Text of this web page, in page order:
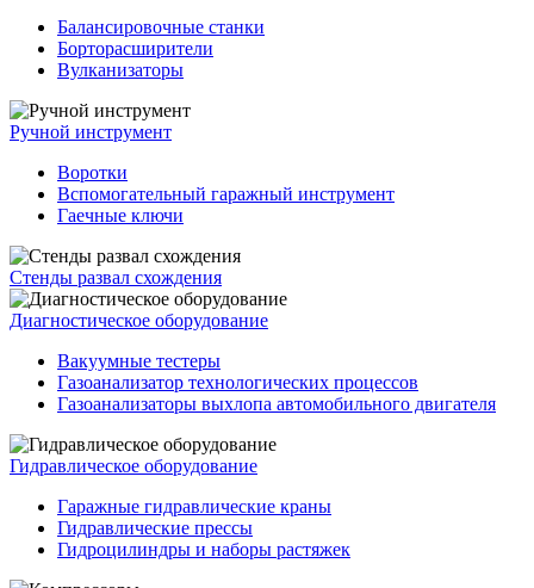
Балансировочные станки
Борторасширители
Вулканизаторы
Ручной инструмент
Воротки
Вспомогательный гаражный инструмент
Гаечные ключи
Стенды развал схождения
Диагностическое оборудование
Вакуумные тестеры
Газоанализатор технологических процессов
Газоанализаторы выхлопа автомобильного двигателя
Гидравлическое оборудование
Гаражные гидравлические краны
Гидравлические прессы
Гидроцилиндры и наборы растяжек